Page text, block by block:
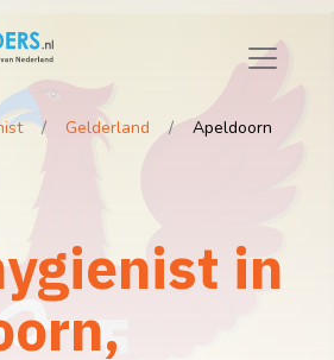
Gelderland Apeldoorn
in